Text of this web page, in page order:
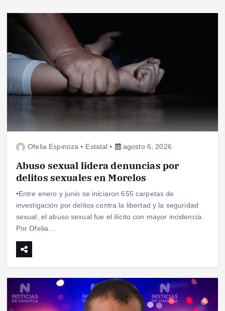
Ofelia Espinoza Estatal agosto 6, 2026
Abuso sexual lidera denuncias por
delitos sexuales en Morelos
•Entre enero y junio se iniciaron 655 carpetas de
investigación por delitos contra la libertad y la seguridad
sexual; el abuso sexual fue el ilícito con mayor incidencia.
Por Ofelia…